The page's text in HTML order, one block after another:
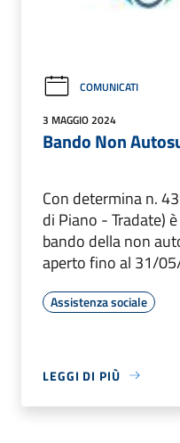
COMUNICATI
3 MAGGIO 2024
Bando Non
Con determina n.
di Piano - Tradate)
bando della non
aperto fino al 31/
Assistenza sociale
LEGGI DI PIÙ